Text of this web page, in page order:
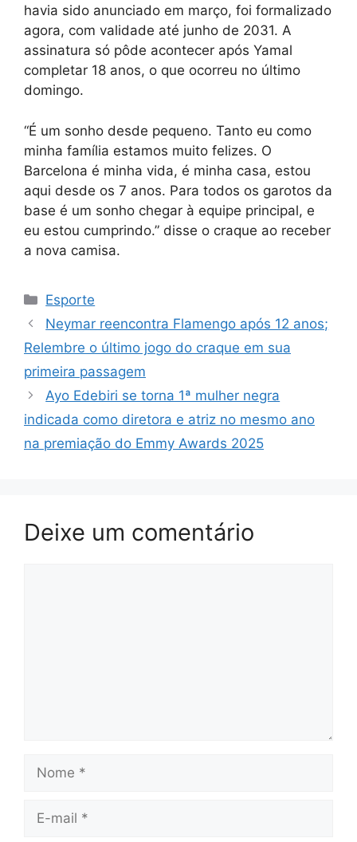
havia sido anunciado em março, foi formalizado
agora, com validade até junho de 2031. A
assinatura só pôde acontecer após Yamal
completar 18 anos, o que ocorreu no último
domingo.
“É um sonho desde pequeno. Tanto eu como
minha família estamos muito felizes. O
Barcelona é minha vida, é minha casa, estou
aqui desde os 7 anos. Para todos os garotos da
base é um sonho chegar à equipe principal, e
eu estou cumprindo.” disse o craque ao receber
a nova camisa.
Categorias
Esporte
Neymar reencontra Flamengo após 12 anos;
Relembre o último jogo do craque em sua
primeira passagem
Ayo Edebiri se torna 1ª mulher negra
indicada como diretora e atriz no mesmo ano
na premiação do Emmy Awards 2025
Deixe um comentário
mail